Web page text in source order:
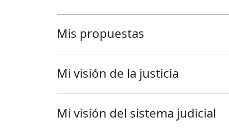
Mis propuestas
Mi visión de la justicia
Mi visión del sistema judicial